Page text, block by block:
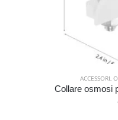
ACCESSORI